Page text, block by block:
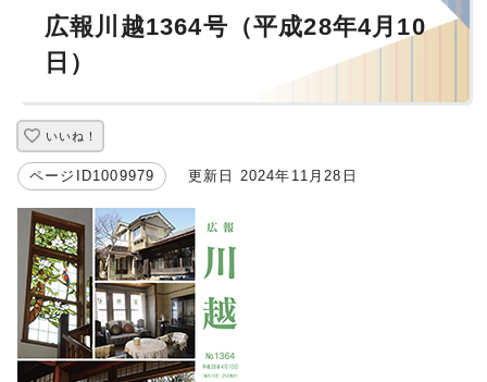
広報川越1364号（平成28年4月10
日）
いいね！
ページID1009979 更新日 2024年11月28日